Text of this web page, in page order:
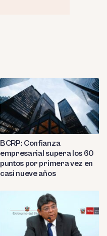
BCRP: Confianza
empresarial supera los 60
puntos por primera vez en
casi nueve años